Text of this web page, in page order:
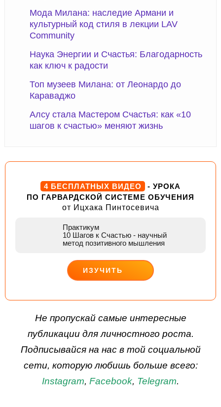
Мода Милана: наследие Армани и
культурный код стиля в лекции LAV
Community
Наука Энергии и Счастья: Благодарность
как ключ к радости
Топ музеев Милана: от Леонардо до
Караваджо
Алсу стала Мастером Счастья: как «10
шагов к счастью» меняют жизнь
4 БЕСПЛАТНЫХ ВИДЕО
- УРОКА
ПО ГАРВАРДСКОЙ СИСТЕМЕ ОБУЧЕНИЯ
от Ицхака Пинтосевича
Практикум
10 Шагов к Счастью - научный
метод позитивного мышления
ИЗУЧИТЬ
Не пропускай самые интересные
публикации для личностного роста.
Подписывайся на нас в той социальной
сети, которую любишь больше всего:
Instagram, Facebook, Telegram.